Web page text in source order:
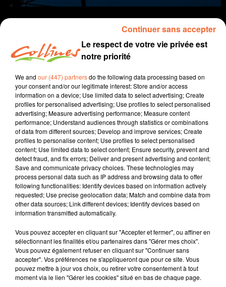
infos
31 mars 2021
JOURNAL DU MERCREDI 31 MARS (MATIN)
Fabien Gazeau
L'info près de chez vous
Présenté par Fabien Gazeau
- Alors que la situation sanitaire se dégrade, chacun est
suspendu aux décisions du Chef de l'Etat.
- Le déploiement de la fibre optique s'accélère en Deux-
Sèvres.
- La mairie de Cerizay veut avancer sur la maison de
santé, et met la pression sur l'Agglo2B, qui a la
compétence dans ce domaine
- Le festival Bouillez se dédouble pour faire face aux
contraintes sanitaires
Le respect de votre vie privée est
notre priorité
We and our (447) partnersdo the following data processing based on
your consent and/or our legitimate interest: Store and/or access
information on a device; Use limited data to select advertising; Create
profiles for personalised advertising; Use profiles to select personalised
advertising; Measure advertising performance; Measure content
performance; Understand audiences through statistics or combinations
of data from different sources; Develop and improve services; Create
profiles to personalise content; Use profiles to select personalised
content; Use limited data to select content; Ensure security, prevent and
detect fraud, and fix errors; Deliver and present advertising and content;
Save and communicate privacy choices. These technologies may
process personal data such as IP address and browsing data to offer
following functionalities: Identify devices based on information actively
requested; Use precise geolocation data; Match and combine data from
other data sources; Link different devices; Identify devices based on
information transmitted automatically.
Vous pouvez accepter en cliquant sur "Accepter et fermer", ou affiner en
sélectionnant les finalités et/ou partenaires dans "Gérer mes choix".
Vous pouvez également refuser en cliquant sur "Continuer sans
accepter". Vos préférences ne s'appliqueront que pour ce site. Vous
pouvez mettre à jour vos choix, ou retirer votre consentement à tout
moment via le lien "Gérer les cookies" situé en bas de chaque page.
Continuer sans accepter